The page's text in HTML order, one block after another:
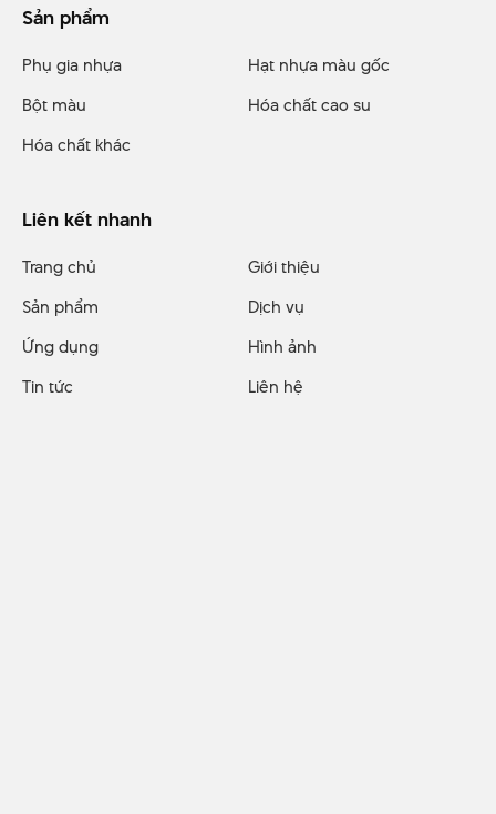
Sản phẩm
Phụ gia nhựa
Hạt nhựa màu gốc
Bột màu
Hóa chất cao su
Hóa chất khác
Liên kết nhanh
Trang chủ
Giới thiệu
Sản phẩm
Dịch vụ
Ứng dụng
Hình ảnh
Tin tức
Liên hệ